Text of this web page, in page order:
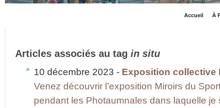
Accueil À
Articles associés au tag in situ
10 décembre 2023 - Exposition collective
Venez découvrir l’exposition Miroirs du
pendant les Photaumnales dans laquelle je